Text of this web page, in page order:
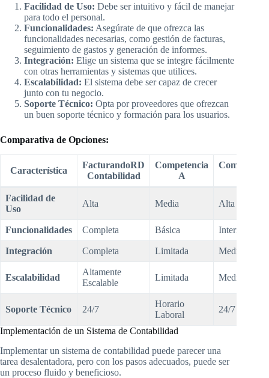
Facilidad de Uso: Debe ser intuitivo y fácil de manejar
para todo el personal.
Funcionalidades: Asegúrate de que ofrezca las
funcionalidades necesarias, como gestión de facturas,
seguimiento de gastos y generación de informes.
Integración: Elige un sistema que se integre fácilmente
con otras herramientas y sistemas que utilices.
Escalabilidad: El sistema debe ser capaz de crecer
junto con tu negocio.
Soporte Técnico: Opta por proveedores que ofrezcan
un buen soporte técnico y formación para los usuarios.
Comparativa de Opciones:
Característica
FacturandoRD
Contabilidad
Competencia
A
Facilidad de
Uso
Alta Media Alta
Funcionalidades Completa Básica Intermedia
Integración Completa Limitada Media
Escalabilidad
Altamente
Escalable
Limitada Media
Soporte Técnico 24/7
Horario
Laboral
24/7
Implementación de un Sistema de Contabilidad
Implementar un sistema de contabilidad puede parecer una
tarea desalentadora, pero con los pasos adecuados, puede ser
un proceso fluido y beneficioso.